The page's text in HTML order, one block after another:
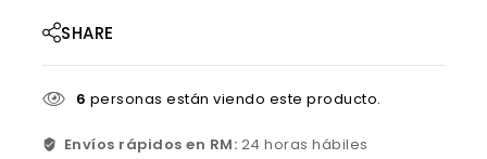
SHARE
6 personas están viendo este producto.
Envíos rápidos en RM: 24 horas hábiles